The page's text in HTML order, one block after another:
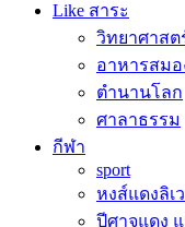
Like สาระ
วิทยาศาสต
อาหารสมอ
ตำนานโลก
ศาลาธรรม
กีฬา
sport
หงส์แดงลิเ
ปีศาจแดง